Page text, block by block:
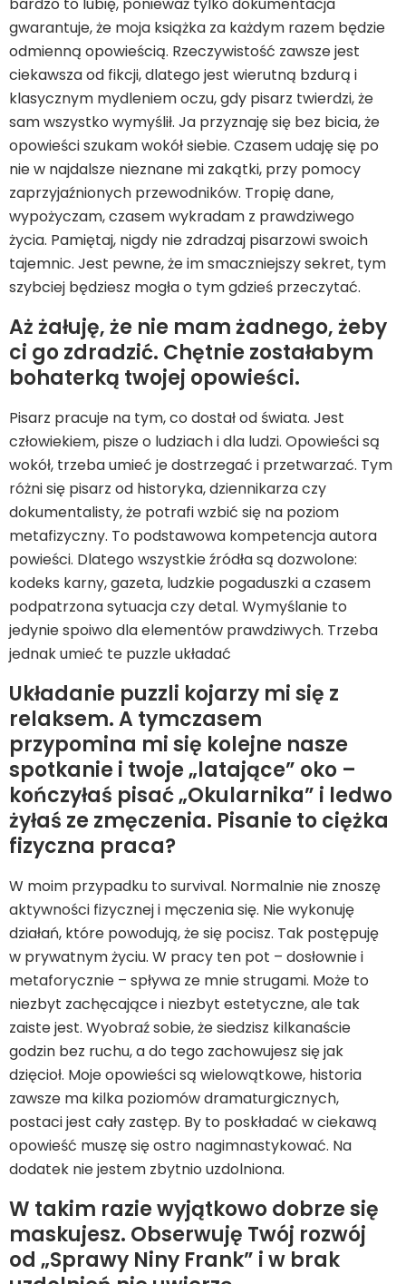
gwarantuje, że moja książka za każdym razem będzie
odmienną opowieścią. Rzeczywistość zawsze jest
ciekawsza od fikcji, dlatego jest wierutną bzdurą i
klasycznym mydleniem oczu, gdy pisarz twierdzi, że
sam wszystko wymyślił. Ja przyznaję się bez bicia, że
opowieści szukam wokół siebie. Czasem udaję się po
nie w najdalsze nieznane mi zakątki, przy pomocy
zaprzyjaźnionych przewodników. Tropię dane,
wypożyczam, czasem wykradam z prawdziwego
życia. Pamiętaj, nigdy nie zdradzaj pisarzowi swoich
tajemnic. Jest pewne, że im smaczniejszy sekret, tym
szybciej będziesz mogła o tym gdzieś przeczytać.
Aż żałuję, że nie mam żadnego, żeby
ci go zdradzić. Chętnie zostałabym
bohaterką twojej opowieści.
Pisarz pracuje na tym, co dostał od świata. Jest
człowiekiem, pisze o ludziach i dla ludzi. Opowieści są
wokół, trzeba umieć je dostrzegać i przetwarzać. Tym
różni się pisarz od historyka, dziennikarza czy
dokumentalisty, że potrafi wzbić się na poziom
metafizyczny. To podstawowa kompetencja autora
powieści. Dlatego wszystkie źródła są dozwolone:
kodeks karny, gazeta, ludzkie pogaduszki a czasem
podpatrzona sytuacja czy detal. Wymyślanie to
jedynie spoiwo dla elementów prawdziwych. Trzeba
jednak umieć te puzzle układać
Układanie puzzli kojarzy mi się z
relaksem. A tymczasem
przypomina mi się kolejne nasze
spotkanie i twoje „latające” oko –
kończyłaś pisać „Okularnika” i ledwo
żyłaś ze zmęczenia. Pisanie to ciężka
fizyczna praca?
W moim przypadku to survival. Normalnie nie znoszę
aktywności fizycznej i męczenia się. Nie wykonuję
działań, które powodują, że się pocisz. Tak postępuję
w prywatnym życiu. W pracy ten pot – dosłownie i
metaforycznie – spływa ze mnie strugami. Może to
niezbyt zachęcające i niezbyt estetyczne, ale tak
zaiste jest. Wyobraź sobie, że siedzisz kilkanaście
godzin bez ruchu, a do tego zachowujesz się jak
dzięcioł. Moje opowieści są wielowątkowe, historia
zawsze ma kilka poziomów dramaturgicznych,
postaci jest cały zastęp. By to poskładać w ciekawą
opowieść muszę się ostro nagimnastykować. Na
dodatek nie jestem zbytnio uzdolniona.
W takim razie wyjątkowo dobrze się
maskujesz. Obserwuję Twój rozwój
od „Sprawy Niny Frank” i w brak